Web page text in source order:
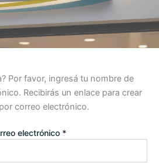
Por favor, ingresá tu nombre de
Recibirás un enlace para crear
correo electrónico.
electrónico *Requerido